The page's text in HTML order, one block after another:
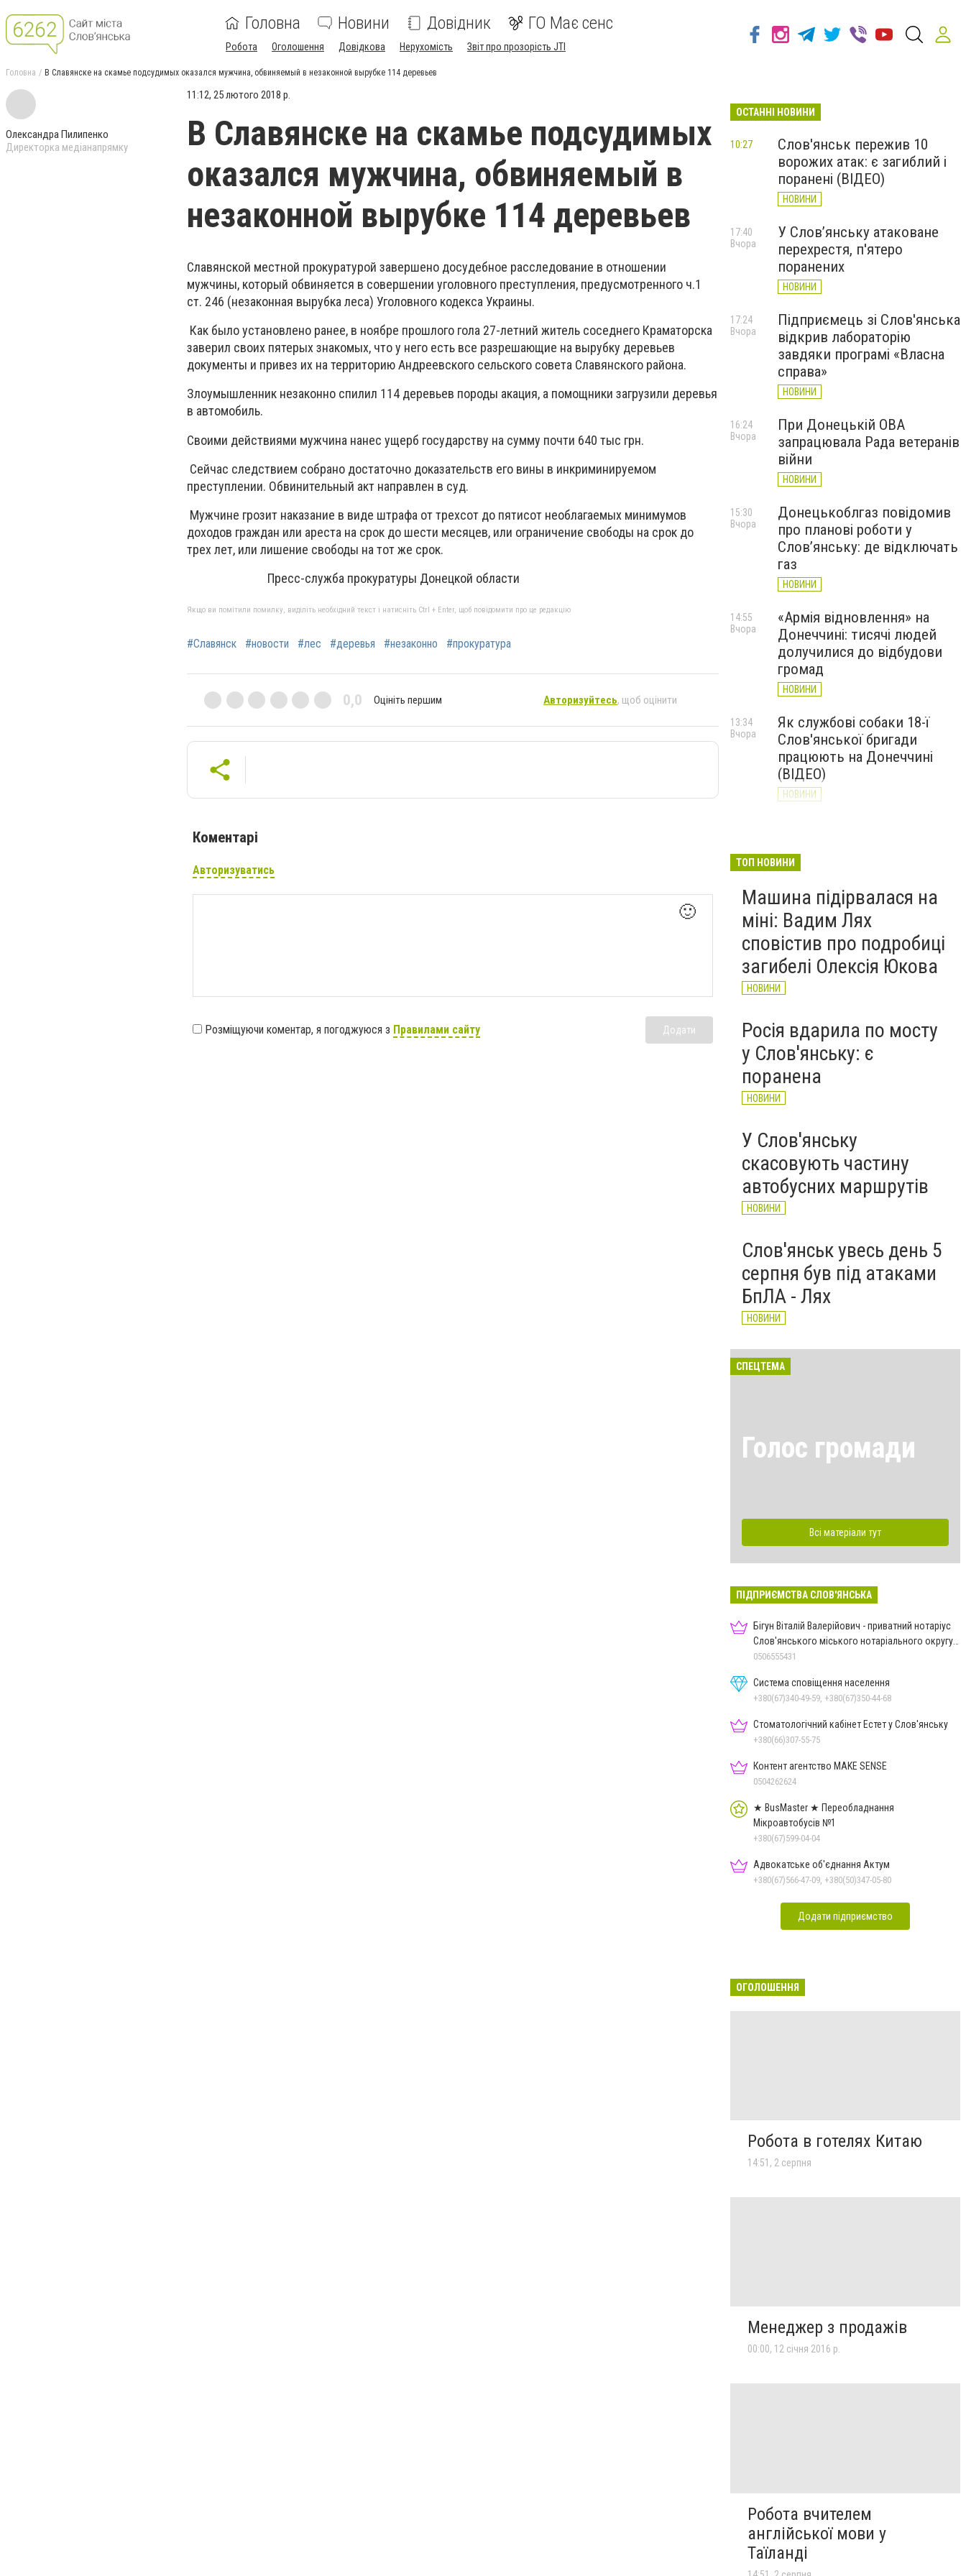
Головна Новини Довідник ГО Має сенс
Робота Оголошення Довідкова Нерухомість Звіт про прозорість JTI
Головна В Славянске на скамье подсудимых оказался мужчина, обвиняемый в незаконной вырубке 114 деревьев
Олександра Пилипенко
Директорка медіанапрямку
11:12, 25 лютого 2018 р.
В Славянске на скамье подсудимых
оказался мужчина, обвиняемый в
незаконной вырубке 114 деревьев
Славянской местной прокуратурой завершено досудебное расследование в отношении
мужчины, который обвиняется в совершении уголовного преступления, предусмотренного ч.1
ст. 246 (незаконная вырубка леса) Уголовного кодекса Украины.
Как было установлено ранее, в ноябре прошлого гола 27-летний житель соседнего Краматорска
заверил своих пятерых знакомых, что у него есть все разрешающие на вырубку деревьев
документы и привез их на территорию Андреевского сельского совета Славянского района.
Злоумышленник незаконно спилил 114 деревьев породы акация, а помощники загрузили деревья
в автомобиль.
Своими действиями мужчина нанес ущерб государству на сумму почти 640 тыс грн.
Сейчас следствием собрано достаточно доказательств его вины в инкриминируемом
преступлении. Обвинительный акт направлен в суд.
Мужчине грозит наказание в виде штрафа от трехсот до пятисот необлагаемых минимумов
доходов граждан или ареста на срок до шести месяцев, или ограничение свободы на срок до
трех лет, или лишение свободы на тот же срок.
Пресс-служба прокуратуры Донецкой области
Якщо ви помітили помилку, виділіть необхідний текст і натисніть Ctrl + Enter, щоб повідомити про це редакцію
#Славянск #новости #лес #деревья #незаконно #прокуратура
0,0 Оцініть першим Авторизуйтесь, щоб оцінити
Коментарі
Авторизуватись
🙂
Розміщуючи коментар, я погоджуюся з Правилами сайту Додати
ОСТАННІ НОВИНИ
Слов'янськ пережив 10
ворожих атак: є загиблий і
поранені (ВІДЕО)
НОВИНИ
10:27
У Слов’янську атаковане
перехрестя, п'ятеро
поранених
НОВИНИ
17:40
Вчора
Підприємець зі Слов'янська
відкрив лабораторію
завдяки програмі «Власна
справа»
НОВИНИ
17:24
Вчора
При Донецькій ОВА
запрацювала Рада ветеранів
війни
НОВИНИ
16:24
Вчора
Донецькоблгаз повідомив
про планові роботи у
Слов’янську: де відключать
газ
НОВИНИ
15:30
Вчора
«Армія відновлення» на
Донеччині: тисячі людей
долучилися до відбудови
громад
НОВИНИ
14:55
Вчора
Як службові собаки 18-ї
Слов'янської бригади
працюють на Донеччині
(ВІДЕО)
НОВИНИ
13:34
Вчора
та найближчих напрямках
ТОП НОВИНИ
Машина підірвалася на
міні: Вадим Лях
сповістив про подробиці
загибелі Олексія Юкова
НОВИНИ
Росія вдарила по мосту
у Слов'янську: є
поранена
НОВИНИ
У Слов'янську
скасовують частину
автобусних маршрутів
НОВИНИ
Слов'янськ увесь день 5
серпня був під атаками
БпЛА - Лях
НОВИНИ
СПЕЦТЕМА
Голос громади
Всі матеріали тут
ПІДПРИЄМСТВА СЛОВ'ЯНСЬКА
Бігун Віталій Валерійович - приватний нотаріус
Слов'янського міського нотаріального округу
Дон.обл.
0506555431
Система сповіщення населення
+380(67)340-49-59, +380(67)350-44-68
Стоматологічний кабінет Естет у Слов'янську
+380(66)307-55-75
Контент агентство MAKE SENSE
0504262624
★ BusMaster ★ Переобладнання
Мікроавтобусів №1
+380(67)599-04-04
Адвокатське об'єднання Актум
+380(67)566-47-09, +380(50)347-05-80
Додати підприємство
ОГОЛОШЕННЯ
Робота в готелях Китаю
14:51, 2 серпня
Менеджер з продажів
00:00, 12 січня 2016 р.
Робота вчителем
англійської мови у
Таїланді